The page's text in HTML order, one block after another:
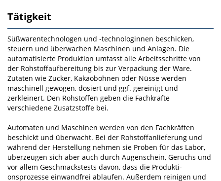
Tätigkeit
Süßwarentechnologen und ‑technologinnen beschicken,
steuern und überwachen Maschinen und An­lagen. Die
automatisierte Produktion umfasst alle Arbeitsschritte von
der Rohstoffaufbereitung bis zur Verpackung der Ware.
Zutaten wie Zucker, Kakaobohnen oder Nüsse werden
maschinell gewogen, dosiert und ggf. gereinigt und
zerkleinert. Den Rohstoffen geben die Fachkräfte
verschiedene Zusatz­stoffe bei.
Automaten und Maschinen werden von den Fachkräften
beschickt und überwacht. Bei der Rohstoffanlieferung und
während der Herstellung nehmen sie Proben für das Labor,
überzeugen sich aber auch durch Augenschein, Geruchs­ und
vor allem Geschmackstests davon, dass die Produkti­
onsprozesse einwandfrei ablaufen. Außerdem reinigen und